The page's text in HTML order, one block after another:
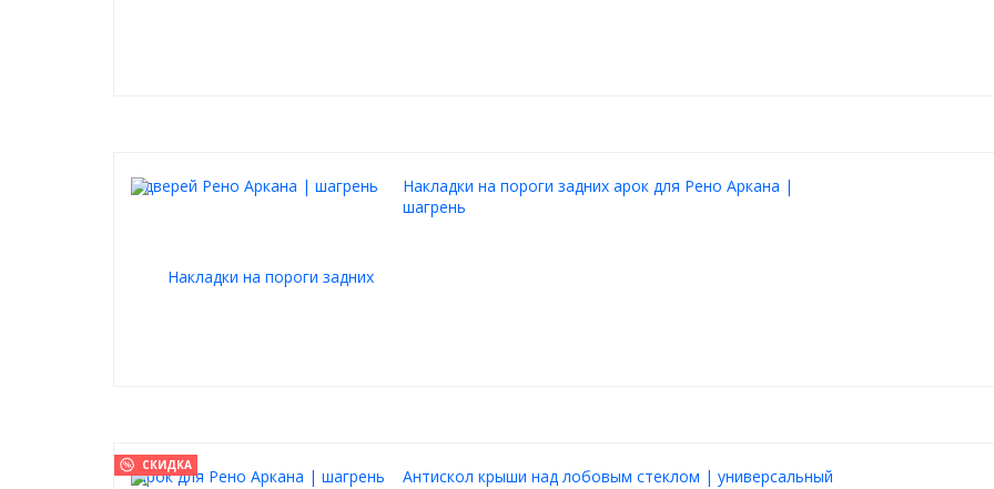
Накладки на пороги задних арок для Рено Аркана |
шагрень
СКИДКА
Антискол крыши над лобовым стеклом | универсальный